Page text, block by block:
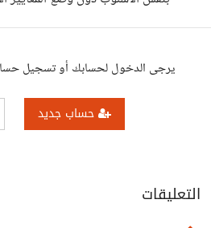
يرجى الدخول لحسابك أو تسجيل
حساب جديد
التعليقات